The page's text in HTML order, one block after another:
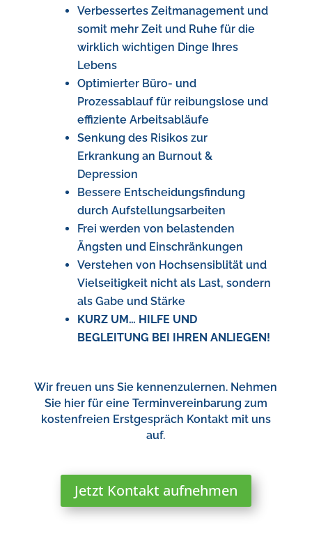
Verbessertes Zeitmanagement und
somit mehr Zeit und Ruhe für die
wirklich wichtigen Dinge Ihres
Lebens
Optimierter Büro- und
Prozessablauf für reibungslose und
effiziente Arbeitsabläufe
Senkung des Risikos zur
Erkrankung an Burnout &
Depression
Bessere Entscheidungsfindung
durch Aufstellungsarbeiten
Frei werden von belastenden
Ängsten und Einschränkungen
Verstehen von Hochsensiblität und
Vielseitigkeit nicht als Last, sondern
als Gabe und Stärke
KURZ UM… HILFE UND
BEGLEITUNG BEI IHREN ANLIEGEN!
Wir freuen uns Sie kennenzulernen. Nehmen
Sie hier für eine Terminvereinbarung zum
kostenfreien Erstgespräch Kontakt mit uns
auf.
Jetzt Kontakt aufnehmen